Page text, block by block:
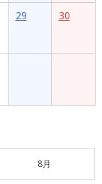
29 30
8月